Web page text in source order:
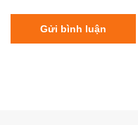
Gửi bình luận